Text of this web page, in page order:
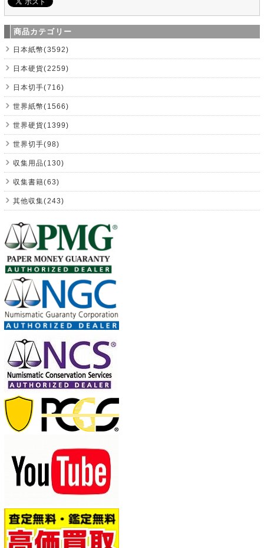
商品カテゴリー
日本紙幣(3592)
日本硬貨(2259)
日本切手(716)
世界紙幣(1566)
世界硬貨(1399)
世界切手(98)
収集用品(130)
収集書籍(63)
其他収集(243)